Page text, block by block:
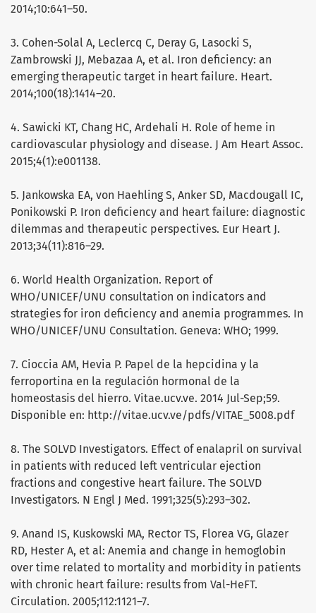
2014;10:641–50.
3. Cohen-Solal A, Leclercq C, Deray G, Lasocki S,
Zambrowski JJ, Mebazaa A, et al. Iron deficiency: an
emerging therapeutic target in heart failure. Heart.
2014;100(18):1414–20.
4. Sawicki KT, Chang HC, Ardehali H. Role of heme in
cardiovascular physiology and disease. J Am Heart Assoc.
2015;4(1):e001138.
5. Jankowska EA, von Haehling S, Anker SD, Macdougall IC,
Ponikowski P. Iron deficiency and heart failure: diagnostic
dilemmas and therapeutic perspectives. Eur Heart J.
2013;34(11):816–29.
6. World Health Organization. Report of
WHO/UNICEF/UNU consultation on indicators and
strategies for iron deficiency and anemia programmes. In
WHO/UNICEF/UNU Consultation. Geneva: WHO; 1999.
7. Cioccia AM, Hevia P. Papel de la hepcidina y la
ferroportina en la regulación hormonal de la
homeostasis del hierro. Vitae.ucv.ve. 2014 Jul-Sep;59.
Disponible en: http://vitae.ucv.ve/pdfs/VITAE_5008.pdf
8. The SOLVD Investigators. Effect of enalapril on survival
in patients with reduced left ventricular ejection
fractions and congestive heart failure. The SOLVD
Investigators. N Engl J Med. 1991;325(5):293–302.
9. Anand IS, Kuskowski MA, Rector TS, Florea VG, Glazer
RD, Hester A, et al: Anemia and change in hemoglobin
over time related to mortality and morbidity in patients
with chronic heart failure: results from Val-HeFT.
Circulation. 2005;112:1121–7.